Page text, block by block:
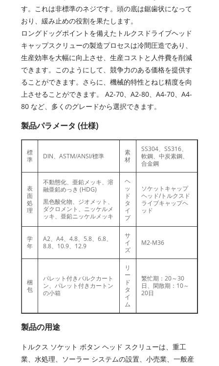
す。これは非標準のネジです。頭の底は鋸歯状になって
おり、緩み止めの役割を果たします。
ロングドッグポイントを備えたトルクスドライブヘッド
キャップスクリューの製造プロセスは冷間圧造であり、
生産効率を大幅に向上させ、生産コストと人件費を削減
できます。このようにして、競争力のある価格を提供す
ることができます。さらに、機械的特性とねじ精度を向
上させることができます。 A2-70、A2-80、A4-70、A4-
80 など、多くのグレードから選択できます。
製品パラメータ (仕様)
標
準
DIN、ASTM/ANSI/標準
素
材
SS304、SS316、
軟鋼、中炭素鋼、
合金鋼
表
面
処
理
不動態化、亜鉛メッキ、溶
融亜鉛めっき (HDG)
黒色酸化物、ジオメット、
ダクロメント、ニッケルメ
ッキ、亜鉛ニッケルメッキ
ヘ
ッ
ド
タ
イ
プ
ソケットキャップ
ヘッド/トルクスド
ライブキャップヘ
ッド
学
年
A2、A4、4.8、5.8、6.8、
8.8、10.9、12.9
サ
イ
ズ
M2-M36
梱
包
パレット付きバルクカート
ン、パレット付きカートン
の小箱
リ
ー
ド
タ
イ
ム
繁忙期：20～30
日、閑散期：10～
20日
製品の用途
トルクス ソケット ボタン ヘッド スクリューは、重工
業、水処理、ソーラー システムの設置、小売業、一般産